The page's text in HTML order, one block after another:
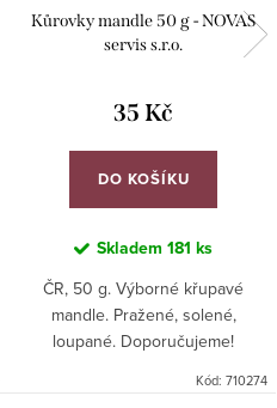
Kůrovky mandle 50 g - NOVAS
servis s.r.o.
35 Kč
DO KOŠÍKU
Skladem 181 ks
ČR, 50 g. Výborné křupavé
mandle. Pražené, solené,
loupané. Doporučujeme!
Kód: 710274